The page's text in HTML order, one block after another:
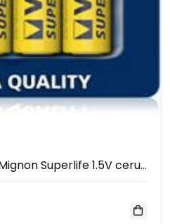
Varta AA LR6 MN1500 Mignon Superlife 1.5V ceruza elem 4db / CS